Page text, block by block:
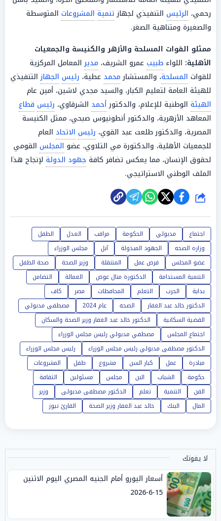
رحمي، الرئيس التنفيذي لجهازتنمية المشروعات المتوسطة
والصغيرة ومتناهية الصغر.
ممثلو القوات المسلحة والأزهر والكنيسة والجمعيات
الأهلية: اللواء طبيب عمرو الشريف، مديرالمعامل المركزية
للقوات المسلحة، والمستشارمحمد عطية، رئيس الجهازالتنفيذي
للهيئة العامة لتعليم الكبار، والسيد مجدي لاشين، أمين عام
الهيئة الوطنية للإعلام، والدكتورأحمد الشرقاوي، رئيس قطاع
المعاهد الأزهرية، والدكتور أنطونيوس صبحي، ممثل الكنيسة
المصرية، والدكتور طلعت عبد القوي، رئيس الاتحاد العام
للجمعيات الأهلية، والدكتورة مي التلاوي، عضو المجلس القومي
لحقوق الإنسان، مما يعكس تضافر كافة جهود الدولة لإنجاح هذا
الملف الوطني الاستراتيجي.
شارك
اجتماع مدبولي الحكومة مراقب العدل
الطفل
وزاره الصحه
الجهود المبذولة آبل
مجلس الوزراء
عضو المجلس
فرص عمل المتنقلة وزير الصحة
صحة الطفل
التنمية المستدامة
الدكتورة منال عوض العمالة
التضامن
بداية
الحرب التعلم المحافظات مصر
كاف
الدكتور خالد عبد الغفار
الصحه عام 2024
مصطفى مدبولي
القضية السكانية
الدكتور خالد عبد الغفار وزير الصحة والسكان
اجتماع المجلس
مصطفي مدبولي رئيس مجلس الوزراء
الدكتور مصطفى مدبولي رئيس مجلس الوزراء
رئيس مجلس الوزراء
مبادرة
عمل كبار السن مشروع طفل
المشروعات
حكومة
الشباب البن مجلس مسئولين
الثقافة
الفن
التنمية تعلم الدكتور مصطفى مدبولى
وزير
المال
البنك خالد عبد الغفار وزير الصحة القارئ نيوز
لا يفوتك
أسعار اليورو أمام الجنيه المصري اليوم الاثنين
15-6-2026